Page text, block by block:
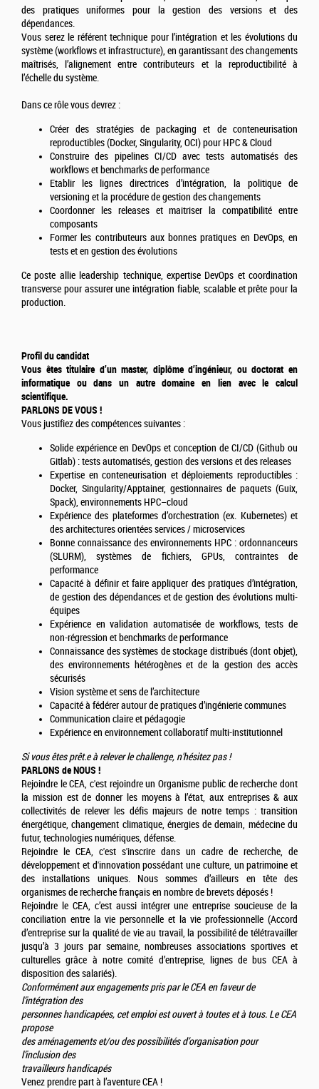
des pratiques uniformes pour la gestion des versions et des
dépendances.
Vous serez le référent technique pour l’intégration et les évolutions du
système (workflows et infrastructure), en garantissant des changements
maîtrisés, l’alignement entre contributeurs et la reproductibilité à
l’échelle du système.
Dans ce rôle vous devrez :
Créer des stratégies de packaging et de conteneurisation
reproductibles (Docker, Singularity, OCI) pour HPC & Cloud
Construire des pipelines CI/CD avec tests automatisés des
workflows et benchmarks de performance
Etablir les lignes directrices d’intégration, la politique de
versioning et la procédure de gestion des changements
Coordonner les releases et maitriser la compatibilité entre
composants
Former les contributeurs aux bonnes pratiques en DevOps, en
tests et en gestion des évolutions
Ce poste allie leadership technique, expertise DevOps et coordination
transverse pour assurer une intégration fiable, scalable et prête pour la
production.
Profil du candidat
Vous êtes titulaire d’un master, diplôme d’ingénieur, ou doctorat en
informatique ou dans un autre domaine en lien avec le calcul
scientifique.
PARLONS DE VOUS !
Vous justifiez des compétences suivantes :
Solide expérience en DevOps et conception de CI/CD (Github ou
Gitlab) : tests automatisés, gestion des versions et des releases
Expertise en conteneurisation et déploiements reproductibles :
Docker, Singularity/Apptainer, gestionnaires de paquets (Guix,
Spack), environnements HPC–cloud
Expérience des plateformes d’orchestration (ex. Kubernetes) et
des architectures orientées services / microservices
Bonne connaissance des environnements HPC : ordonnanceurs
(SLURM), systèmes de fichiers, GPUs, contraintes de
performance
Capacité à définir et faire appliquer des pratiques d’intégration,
de gestion des dépendances et de gestion des évolutions multi-
équipes
Expérience en validation automatisée de workflows, tests de
non-régression et benchmarks de performance
Connaissance des systèmes de stockage distribués (dont objet),
des environnements hétérogènes et de la gestion des accès
sécurisés
Vision système et sens de l’architecture
Capacité à fédérer autour de pratiques d’ingénierie communes
Communication claire et pédagogie
Expérience en environnement collaboratif multi-institutionnel
Si vous êtes prêt.e à relever le challenge, n'hésitez pas !
PARLONS de NOUS !
Rejoindre le CEA, c'est rejoindre un Organisme public de recherche dont
la mission est de donner les moyens à l’état, aux entreprises & aux
collectivités de relever les défis majeurs de notre temps : transition
énergétique, changement climatique, énergies de demain, médecine du
futur, technologies numériques, défense.
Rejoindre le CEA, c'est s'inscrire dans un cadre de recherche, de
développement et d'innovation possédant une culture, un patrimoine et
des installations uniques. Nous sommes d’ailleurs en tête des
organismes de recherche français en nombre de brevets déposés !
Rejoindre le CEA, c’est aussi intégrer une entreprise soucieuse de la
conciliation entre la vie personnelle et la vie professionnelle (Accord
d’entreprise sur la qualité de vie au travail, la possibilité de télétravailler
jusqu’à 3 jours par semaine, nombreuses associations sportives et
culturelles grâce à notre comité d’entreprise, lignes de bus CEA à
disposition des salariés).
Conformément aux engagements pris par le CEA en faveur de
l’intégration des
personnes handicapées, cet emploi est ouvert à toutes et à tous. Le CEA
propose
des aménagements et/ou des possibilités d’organisation pour
l’inclusion des
travailleurs handicapés
Venez prendre part à l’aventure CEA !